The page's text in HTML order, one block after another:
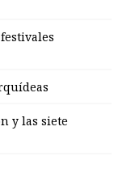
y las siete